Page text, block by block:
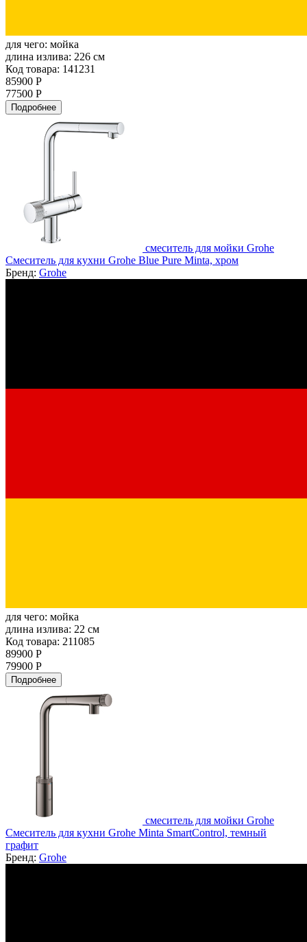
для чего: мойка
длина излива: 226 см
Код товара: 141231
85900 Р
77500 Р
Подробнее
смеситель для мойки Grohe
Смеситель для кухни Grohe Blue Pure Minta, хром
Бренд: Grohe
для чего: мойка
длина излива: 22 см
Код товара: 211085
89900 Р
79900 Р
Подробнее
смеситель для мойки Grohe
Смеситель для кухни Grohe Minta SmartControl, темный
графит
Бренд: Grohe